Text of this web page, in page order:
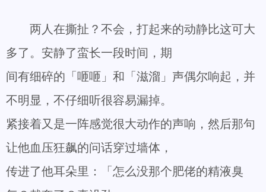
两人在撕扯？不会，打起来的动静比这可大
多了。安静了蛮长一段时间，期
间有细碎的「咂咂」和「滋溜」声偶尔响起，并
不明显，不仔细听很容易漏掉。
紧接着又是一阵感觉很大动作的声响，然后那句
让他血压狂飙的问话穿过墙体，
传进了他耳朵里：「怎么没那个肥佬的精液臭